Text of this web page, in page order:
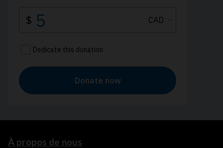
À propos de nous